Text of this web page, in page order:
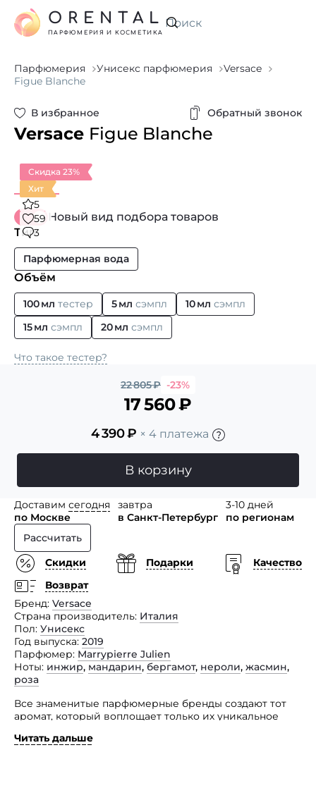
Искать
ORENTAL
ПАРФЮМЕРИЯ И КОСМЕТИКА
Парфюмерия Унисекс парфюмерия
Versace
Figue Blanche
В избранное Обратный звонок
Versace Figue Blanche
Скидка 23%
Хит
5
59
3
Новый вид подбора товаров
Тип
Парфюмерная вода
Объём
100 мл тестер 5 мл сэмпл 10 мл сэмпл
15 мл сэмпл 20 мл сэмпл
Что такое тестер?
22 805₽ -23%
17 560₽
4 390₽ × 4 платежа
В корзину
Доставим сегодня
по Москве
завтра
в Санкт-Петербург
3-10 дней
по регионам
Рассчитать
Скидки
Подарки
Качество
Возврат
Бренд Versace
Страна производитель Италия
Пол Унисекс
Год выпуска 2019
Парфюмер Marrypierre Julien
Ноты инжир, мандарин, бергамот, нероли, жасмин,
роза
Все знаменитые парфюмерные бренды создают тот
аромат, который воплощает только их уникальное
Читать дальше